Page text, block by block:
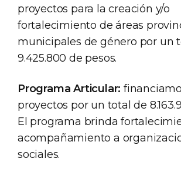
proyectos para la creación y/o
fortalecimiento de áreas
municipales de género por un
9.425.800 de pesos.
Programa Articular:
proyectos por un total de
El programa brinda
acompañamiento a
sociales.